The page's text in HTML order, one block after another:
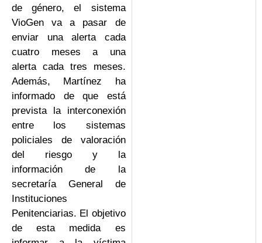
de género, el sistema
VioGen va a pasar de
enviar una alerta cada
cuatro meses a una
alerta cada tres meses.
Además, Martínez ha
informado de que está
prevista la interconexión
entre los sistemas
policiales de valoración
del riesgo y la
información de la
secretaría General de
Instituciones
Penitenciarias. El objetivo
de esta medida es